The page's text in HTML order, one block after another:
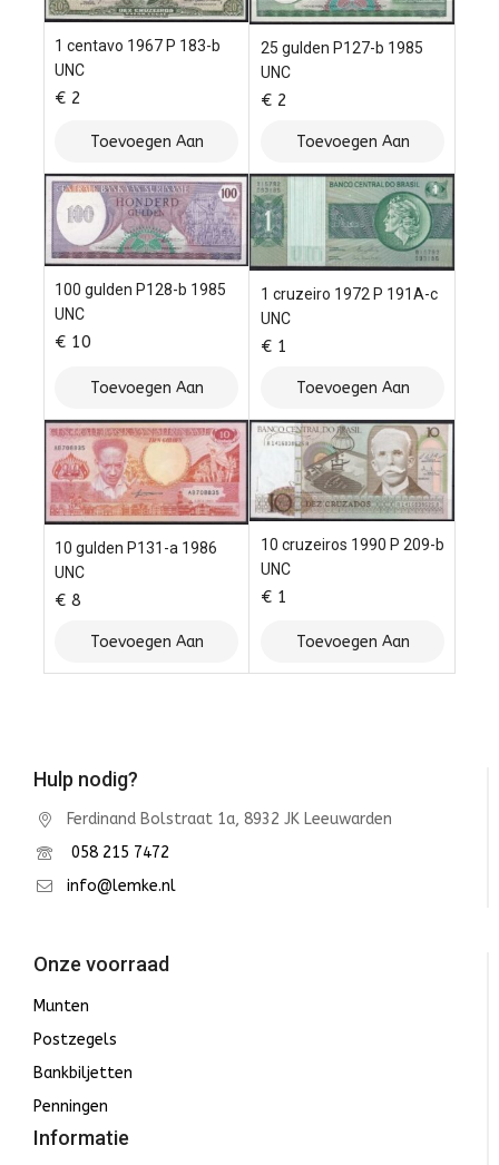
1 centavo 1967 P 183-b
UNC
€ 2
Toevoegen Aan
Winkelwagen
25 gulden P127-b 1985
UNC
€ 2
Toevoegen Aan
Winkelwagen
100 gulden P128-b 1985
UNC
€ 10
Toevoegen Aan
Winkelwagen
1 cruzeiro 1972 P 191A-c
UNC
€ 1
Toevoegen Aan
Winkelwagen
10 gulden P131-a 1986
UNC
€ 8
Toevoegen Aan
Winkelwagen
10 cruzeiros 1990 P 209-b
UNC
€ 1
Toevoegen Aan
Winkelwagen
Hulp nodig?
Ferdinand Bolstraat 1a, 8932 JK Leeuwarden
058 215 7472
info@lemke.nl
Onze voorraad
Munten
Postzegels
Bankbiljetten
Penningen
Informatie